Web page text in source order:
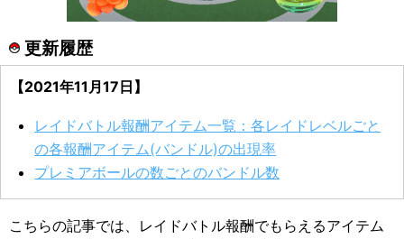
更新履歴
【2021年11月17日】
レイドバトル報酬アイテム一覧：各レイドレベルごと
の各報酬アイテム(バンドル)の出現率
プレミアボールの数ごとのバンドル数
こちらの記事では、レイドバトル報酬でもらえるアイテム